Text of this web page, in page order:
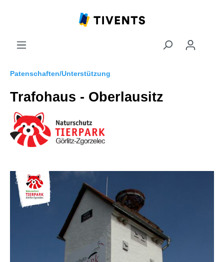
Patenschaften/Unterstützung
Trafohaus - Oberlausitz